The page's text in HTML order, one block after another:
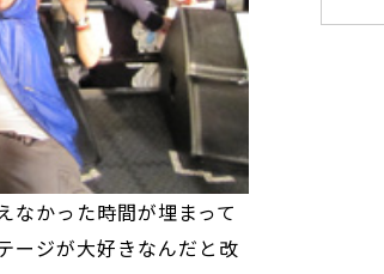
なかった時間が埋まって
ージが大好きなんだと改